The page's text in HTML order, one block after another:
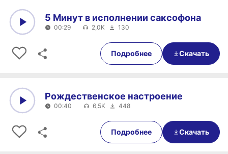
00:29
5 Минут в исполнении саксофона
00:29 2,0K 130
Подробнее Скачать
00:40
Рождественское настроение
00:40 6,5K 448
Подробнее Скачать